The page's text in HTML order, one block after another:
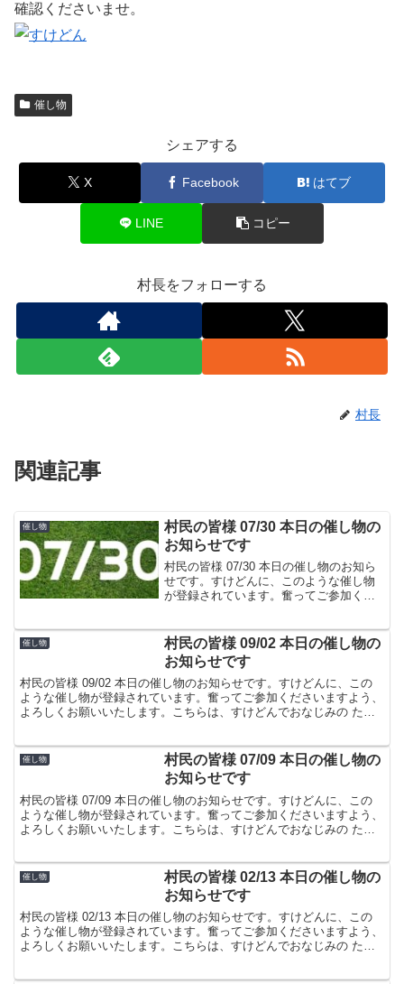
確認くださいませ。
催し物
シェアする
X Facebook はてブ
LINE コピー
村長をフォローする
村長
関連記事
催し物
村民の皆様 07/30 本日の催し物の
お知らせです
村民の皆様 07/30 本日の催し物のお知ら
せです。すけどんに、このような催し物
が登録されています。奮ってご参加くだ
ま屋でした。
催し物
村民の皆様 09/02 本日の催し物の
お知らせです
村民の皆様 09/02 本日の催し物のお知らせです。すけどんに、この
ような催し物が登録されています。奮ってご参加くださいますよう、
よろしくお願いいたします。こちらは、すけどんでおなじみの たま
催し物
村民の皆様 07/09 本日の催し物の
お知らせです
村民の皆様 07/09 本日の催し物のお知らせです。すけどんに、この
ような催し物が登録されています。奮ってご参加くださいますよう、
よろしくお願いいたします。こちらは、すけどんでおなじみの たま
催し物
村民の皆様 02/13 本日の催し物の
お知らせです
村民の皆様 02/13 本日の催し物のお知らせです。すけどんに、この
ような催し物が登録されています。奮ってご参加くださいますよう、
よろしくお願いいたします。こちらは、すけどんでおなじみの たま